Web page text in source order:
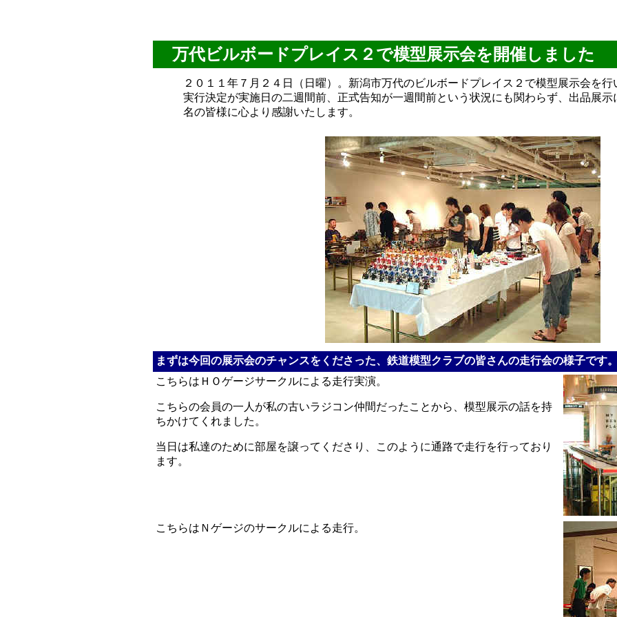
万代ビルボードプレイス２で模型展示会を開催しました
２０１１年７月２４日（日曜）。新潟市万代のビルボードプレイス２で模型展示会を行
実行決定が実施日の二週間前、正式告知が一週間前という状況にも関わらず、出品展
名の皆様に心より感謝いたします。
まずは今回の展示会のチャンスをくださった、鉄道模型クラブの皆さんの走行会の様子です
こちらはＨＯゲージサークルによる走行実演。
こちらの会員の一人が私の古いラジコン仲間だったことから、模型展示の話を持
ちかけてくれました。
当日は私達のために部屋を譲ってくださり、このように通路で走行を行っており
ます。
こちらはＮゲージのサークルによる走行。